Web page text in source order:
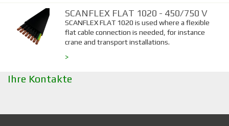
SCANFLEX FLAT 1020 - 450/750 V
SCANFLEX FLAT 1020 is used where a flexible
flat cable connection is needed, for instance
crane and transport installations.
>
Ihre Kontakte